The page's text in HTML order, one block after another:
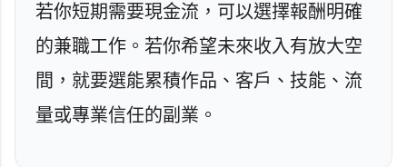
若你短期需要現金流，可以選擇報酬明確
的兼職工作。若你希望未來收入有放大空
間，就要選能累積作品、客戶、技能、流
量或專業信任的副業。